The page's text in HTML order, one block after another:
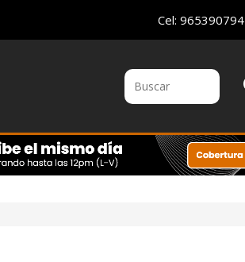
Cel: 965390794